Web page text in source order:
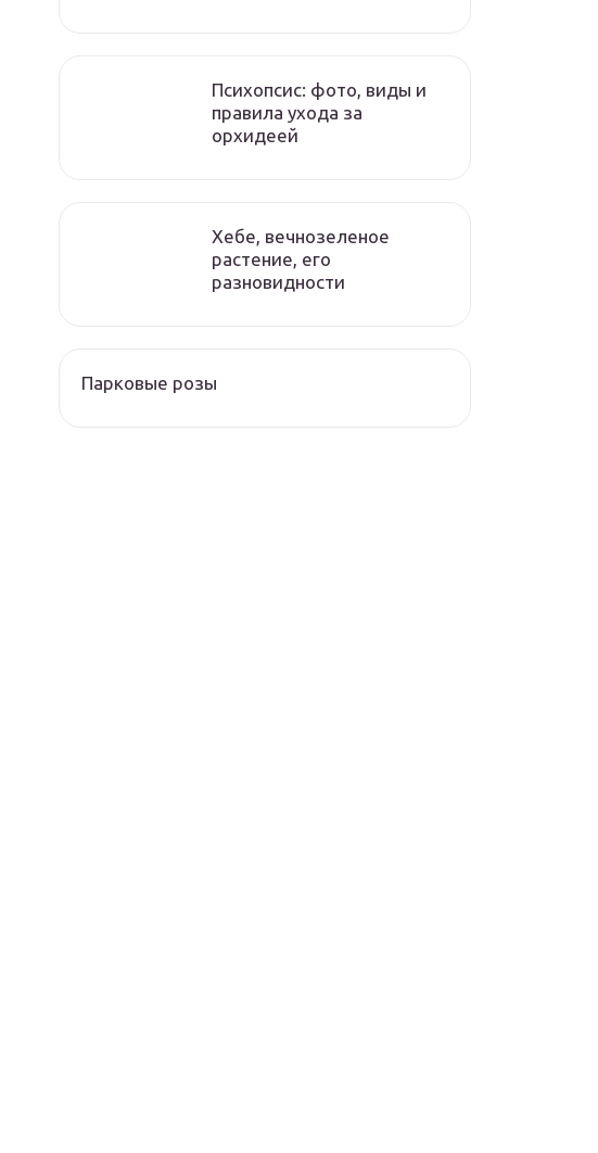
Психопсис: фото, виды и
правила ухода за
орхидеей
Хебе, вечнозеленое
растение, его
разновидности
Парковые розы